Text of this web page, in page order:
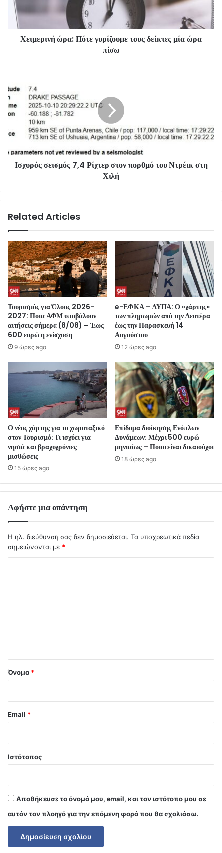
Χειμερινή ώρα: Πότε γυρίζουμε τους δείκτες μία ώρα
πίσω
Ισχυρός σεισμός 7,4 Ρίχτερ στον πορθμό του Ντρέικ στη
Χιλή
Related Articles
Τουρισμός για Όλους 2026-
2027: Ποια ΑΦΜ υποβάλουν
αιτήσεις σήμερα (8/08) – Έως
600 ευρώ η ενίσχυση
9 ώρες ago
e-ΕΦΚΑ – ΔΥΠΑ: Ο «χάρτης»
των πληρωμών από την Δευτέρα
έως την Παρασκευή 14
Αυγούστου
12 ώρες ago
Ο νέος χάρτης για το χωροταξικό
στον Τουρισμό: Τι ισχύει για
νησιά και βραχυχρόνιες
μισθώσεις
15 ώρες ago
Επίδομα διοίκησης Ενόπλων
Δυνάμεων: Μέχρι 500 ευρώ
μηνιαίως – Ποιοι είναι δικαιούχοι
18 ώρες ago
Αφήστε μια απάντηση
Η ηλ. διεύθυνση σας δεν δημοσιεύεται. Τα υποχρεωτικά πεδία
σημειώνονται με *
Όνομα *
Email *
Ιστότοπος
Αποθήκευσε το όνομά μου, email, και τον ιστότοπο μου σε
αυτόν τον πλοηγό για την επόμενη φορά που θα σχολιάσω.